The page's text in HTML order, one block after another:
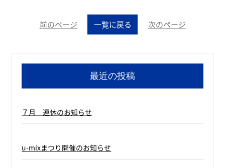
前のページ 一覧に戻る 次のページ
最近の投稿
７月 連休のお知らせ
u-mixまつり開催のお知らせ